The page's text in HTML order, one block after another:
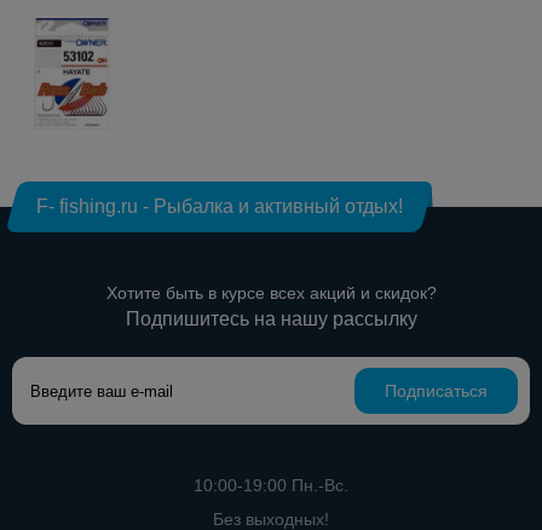
F- fishing.ru - Рыбалка и активный отдых!
Хотите быть в курсе всех акций и скидок?
Подпишитесь на нашу рассылку
Подписаться
10:00-19:00 Пн.-Вс.
Без выходных!